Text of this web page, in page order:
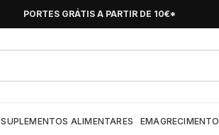
PORTES GRÁTIS A PARTIR DE 10€*
SUPLEMENTOS ALIMENTARES EMAGRECIMENTO